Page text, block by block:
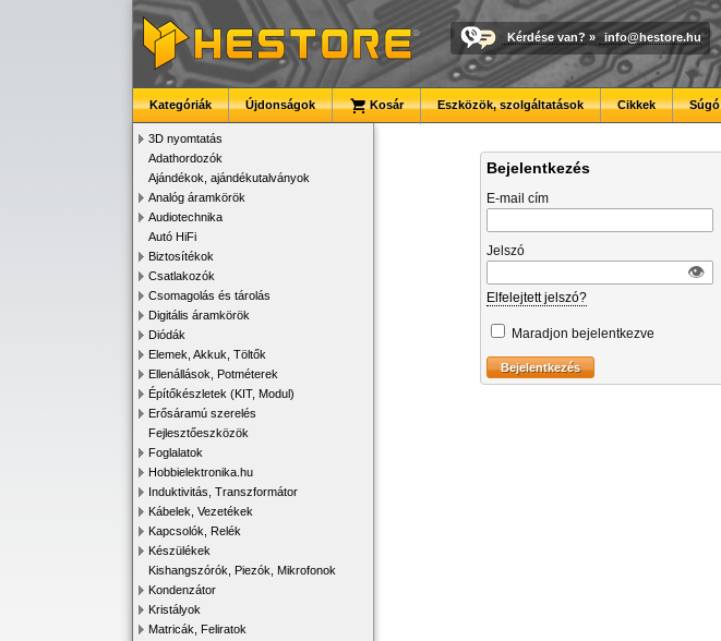
Kérdése van? » info@hestore.hu
Kategóriák Újdonságok Kosár Eszközök, szolgáltatások Cikkek Súgó
3D nyomtatás
Adathordozók
Ajándékok, ajándékutalványok
Analóg áramkörök
Audiotechnika
Autó HiFi
Biztosítékok
Csatlakozók
Csomagolás és tárolás
Digitális áramkörök
Diódák
Elemek, Akkuk, Töltők
Ellenállások, Potméterek
Építőkészletek (KIT, Modul)
Erősáramú szerelés
Fejlesztőeszközök
Foglalatok
Hobbielektronika.hu
Induktivitás, Transzformátor
Kábelek, Vezetékek
Kapcsolók, Relék
Készülékek
Kishangszórók, Piezók, Mikrofonok
Kondenzátor
Kristályok
Matricák, Feliratok
Bejelentkezés
E-mail cím
Jelszó
👁︎
Elfelejtett jelszó?
Maradjon bejelentkezve